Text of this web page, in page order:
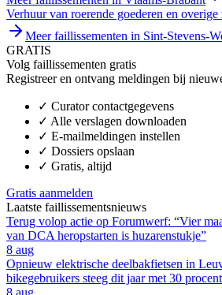
Verhuur van roerende goederen en
Meer faillissementen in Sint-Stevens-
GRATIS
Volg faillissementen gratis
Registreer en ontvang meldingen bij
✓ Curator contactgegevens
✓ Alle verslagen downloaden
✓ E-mailmeldingen instellen
✓ Dossiers opslaan
✓ Gratis, altijd
Gratis aanmelden
Laatste faillissementsnieuws
Terug volop actie op Forumwerf: “Vier
van DCA heropstarten is huzarenstukje”
8 aug
Opnieuw elektrische deelbakfietsen in
bikegebruikers steeg dit jaar met 30
8 aug